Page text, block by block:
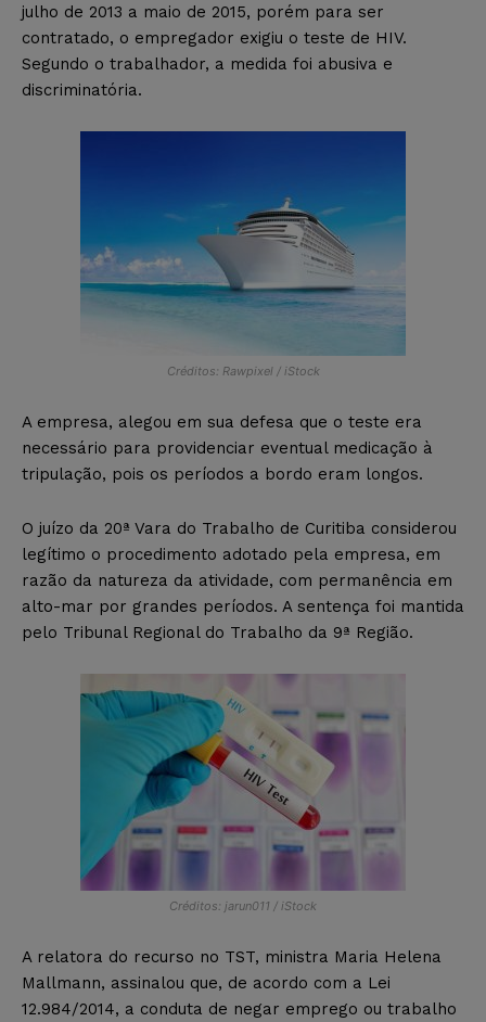
julho de 2013 a maio de 2015, porém para ser
contratado, o empregador exigiu o teste de HIV.
Segundo o trabalhador, a medida foi abusiva e
discriminatória.
Créditos: Rawpixel / iStock
A empresa, alegou em sua defesa que o teste era
necessário para providenciar eventual medicação à
tripulação, pois os períodos a bordo eram longos.
O juízo da 20ª Vara do Trabalho de Curitiba considerou
legítimo o procedimento adotado pela empresa, em
razão da natureza da atividade, com permanência em
alto-mar por grandes períodos. A sentença foi mantida
pelo Tribunal Regional do Trabalho da 9ª Região.
Créditos: jarun011 / iStock
A relatora do recurso no TST, ministra Maria Helena
Mallmann, assinalou que, de acordo com a Lei
12.984/2014, a conduta de negar emprego ou trabalho